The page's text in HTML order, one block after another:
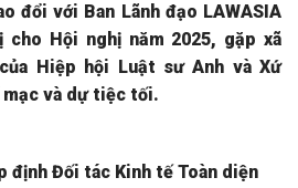
đổi với Ban Lãnh đạo LAWASIA
Hội nghị năm 2025, gặp xã
Hiệp hội Luật sư Anh và Xứ
mạc và dự tiệc tối.
định Đối tác Kinh tế Toàn diện